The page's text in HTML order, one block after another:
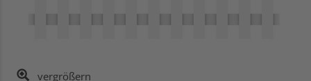
vergrößern